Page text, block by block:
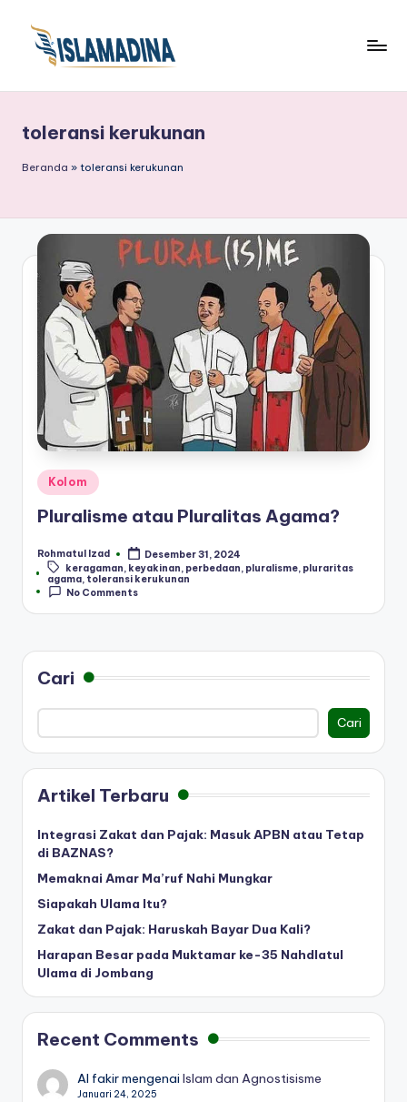
toleransi kerukunan
Beranda » toleransi kerukunan
Posted
in
Kolom
Pluralisme atau Pluralitas Agama?
Posted
by
Rohmatul Izad
Desember 31, 2024
Tags:keragaman, keyakinan, perbedaan, pluralisme, pluraritas
agama, toleransi kerukunan
No Comments
Cari
Cari
Artikel Terbaru
Integrasi Zakat dan Pajak: Masuk APBN atau Tetap
di BAZNAS?
Memaknai Amar Ma’ruf Nahi Mungkar
Siapakah Ulama Itu?
Zakat dan Pajak: Haruskah Bayar Dua Kali?
Harapan Besar pada Muktamar ke-35 Nahdlatul
Ulama di Jombang
Recent Comments
Al fakirmengenaiIslam dan Agnostisisme
Januari 24, 2025